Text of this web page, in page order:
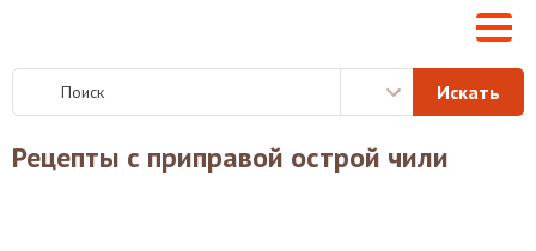
Рецепты с приправой острой чили